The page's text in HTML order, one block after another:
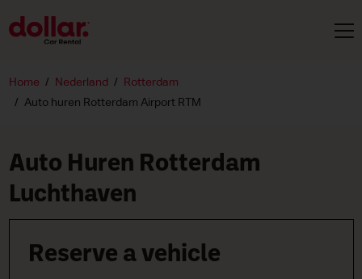
Home Nederland
Rotterdam
Auto huren Rotterdam Airport RTM
Auto Huren Rotterdam
Luchthaven
Reserve a vehicle